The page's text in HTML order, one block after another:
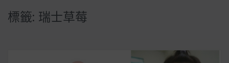
星巴克都用 OATLY 泡咖啡？市售燕麥奶大剖
無麩質食物清單一覽：燕麥、麵包還有餅乾，
標籤: 瑞士草莓